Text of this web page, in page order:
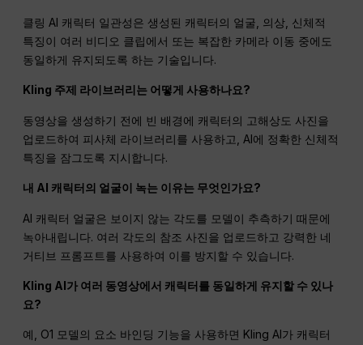
클링 AI 캐릭터 일관성은 생성된 캐릭터의 얼굴, 의상, 신체적
특징이 여러 비디오 클립에서 또는 복잡한 카메라 이동 중에도
동일하게 유지되도록 하는 기술입니다.
Kling 주제 라이브러리는 어떻게 사용하나요?
동영상을 생성하기 전에 빈 배경에 캐릭터의 고해상도 사진을
업로드하여 피사체 라이브러리를 사용하고, AI에 정확한 신체적
특징을 잠그도록 지시합니다.
내 AI 캐릭터의 얼굴이 녹는 이유는 무엇인가요?
AI 캐릭터 얼굴은 보이지 않는 각도를 모델이 추측하기 때문에
녹아내립니다. 여러 각도의 참조 사진을 업로드하고 강력한 네
거티브 프롬프트를 사용하여 이를 방지할 수 있습니다.
Kling AI가 여러 동영상에서 캐릭터를 동일하게 유지할 수 있나
요?
예, O1 모델의 요소 바인딩 기능을 사용하면 Kling AI가 캐릭터